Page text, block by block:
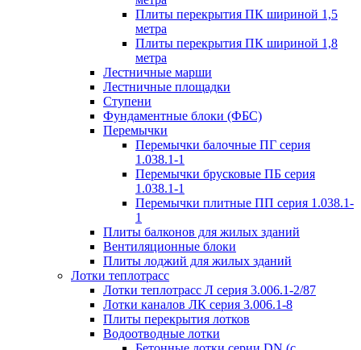
Плиты перекрытия ПК шириной 1,5
метра
Плиты перекрытия ПК шириной 1,8
метра
Лестничные марши
Лестничные площадки
Ступени
Фундаментные блоки (ФБС)
Перемычки
Перемычки балочные ПГ серия
1.038.1-1
Перемычки брусковые ПБ серия
1.038.1-1
Перемычки плитные ПП серия 1.038.1-
1
Плиты балконов для жилых зданий
Вентиляционные блоки
Плиты лоджий для жилых зданий
Лотки теплотрасс
Лотки теплотрасс Л серия 3.006.1-2/87
Лотки каналов ЛК серия 3.006.1-8
Плиты перекрытия лотков
Водоотводные лотки